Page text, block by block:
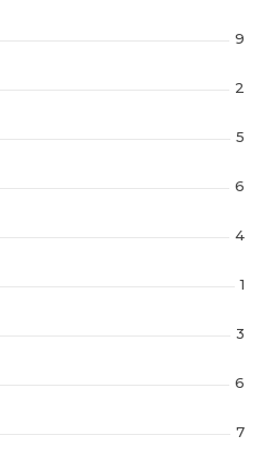
9
2
5
6
4
1
3
6
7